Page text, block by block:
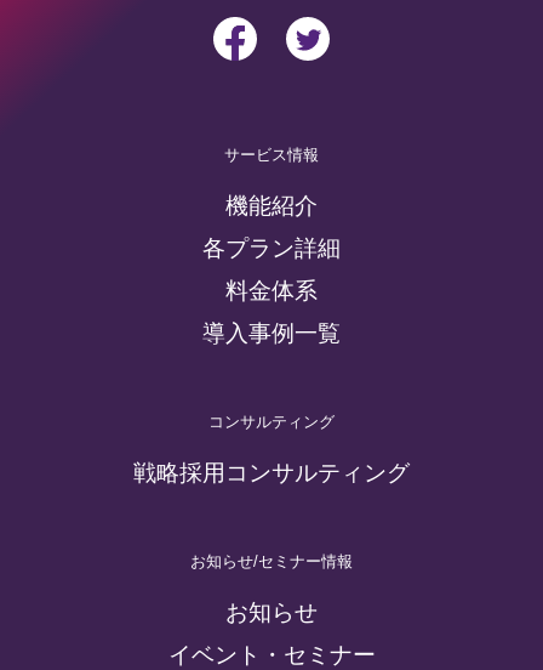
サービス情報
機能紹介
各プラン詳細
料金体系
導入事例一覧
コンサルティング
戦略採用コンサルティング
お知らせ/セミナー情報
お知らせ
イベント・セミナー